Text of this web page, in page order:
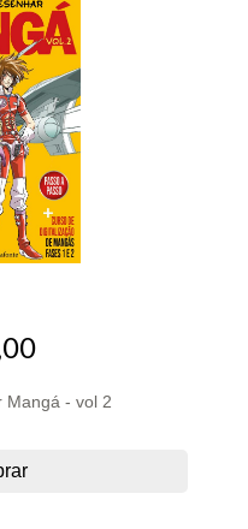
Mangá - vol 2